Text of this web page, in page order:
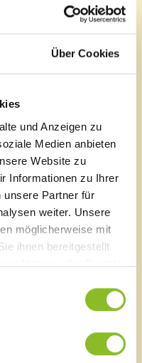
Über Cookies
und Anzeigen zu
Medien anbieten
Website zu
Informationen zu Ihrer
unsere Partner für
weiter. Unsere
möglicherweise mit
ihnen bereitgestellt
Nutzung der Dienste